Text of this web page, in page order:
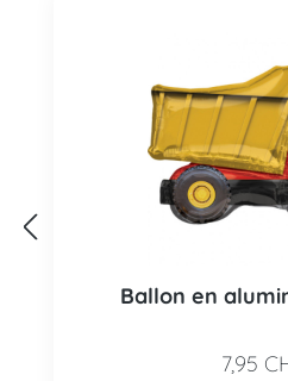
Ballon en
7,95